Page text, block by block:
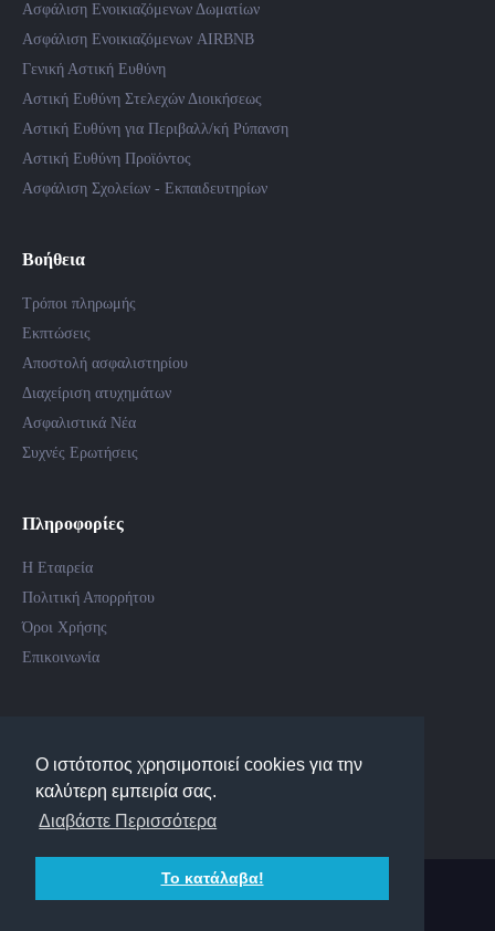
Ο ιστότοπος χρησιμοποιεί cookies για την
καλύτερη εμπειρία σας.
Διαβάστε Περισσότερα
Το κατάλαβα!
Ασφάλιση Ενοικιαζόμενων Δωματίων
Ασφάλιση Ενοικιαζόμενων AIRBNB
Γενική Αστική Ευθύνη
Αστική Ευθύνη Στελεχών Διοικήσεως
Αστική Ευθύνη για Περιβαλλ/κή Ρύπανση
Αστική Ευθύνη Προϊόντος
Ασφάλιση Σχολείων - Εκπαιδευτηρίων
Βοήθεια
Τρόποι πληρωμής
Εκπτώσεις
Αποστολή ασφαλιστηρίου
Διαχείριση ατυχημάτων
Ασφαλιστικά Νέα
Συχνές Ερωτήσεις
Πληροφορίες
Η Εταιρεία
Πολιτική Απορρήτου
Όροι Χρήσης
Επικοινωνία
DEMST - Ασφαλιστικοί Σύμβουλοι. All rights reserved